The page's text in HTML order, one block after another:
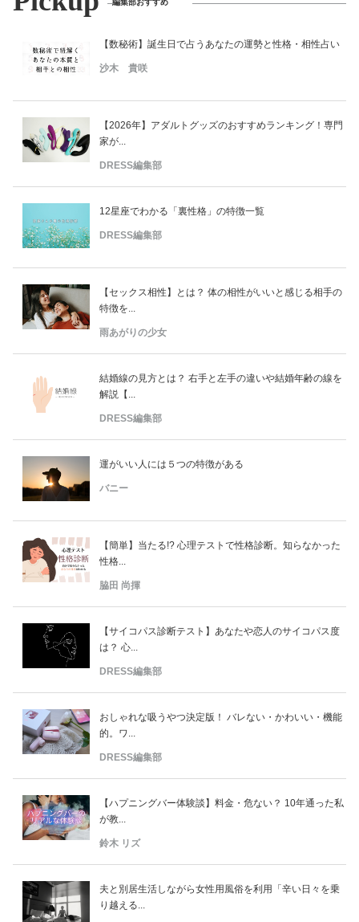
編集部おすすめ
【数秘術】誕生日で占うあなたの運勢と性格・相性占い
沙木 貴咲
【2026年】アダルトグッズのおすすめランキング！専門
家が...
DRESS編集部
12星座でわかる「裏性格」の特徴一覧
DRESS編集部
【セックス相性】とは？ 体の相性がいいと感じる相手の
特徴を...
雨あがりの少女
結婚線の見方とは？ 右手と左手の違いや結婚年齢の線を
解説【...
DRESS編集部
運がいい人には５つの特徴がある
バニー
【簡単】当たる!? 心理テストで性格診断。知らなかった
性格...
脇田 尚揮
【サイコパス診断テスト】あなたや恋人のサイコパス度
は？ 心...
DRESS編集部
おしゃれな吸うやつ決定版！ バレない・かわいい・機能
的。ワ...
DRESS編集部
【ハプニングバー体験談】料金・危ない？ 10年通った私
が教...
鈴木 リズ
夫と別居生活しながら女性用風俗を利用「辛い日々を乗
り越える...